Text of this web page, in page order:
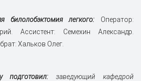
билолобэктомия легкого: Оператор:
Ассистент: Семехин Александр.
Хальков Олег.
подготовил: заведующий кафедрой